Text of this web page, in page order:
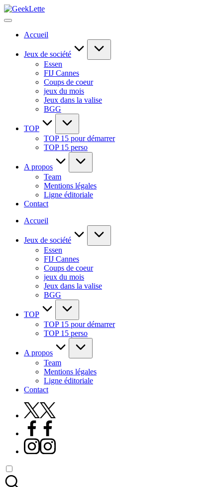
Skip
GeekLette
blog
Accueil
Jeux de société
Essen
FIJ Cannes
Coups de coeur
jeux du mois
Jeux dans la valise
BGG
TOP
TOP 15 pour démarrer
TOP 15 perso
A propos
Team
Mentions légales
Ligne éditoriale
Contact
Accueil
Jeux de société
Essen
FIJ Cannes
Coups de coeur
jeux du mois
Jeux dans la valise
BGG
TOP
TOP 15 pour démarrer
TOP 15 perso
A propos
Team
Mentions légales
Ligne éditoriale
Contact
X
Facebook
Instagram